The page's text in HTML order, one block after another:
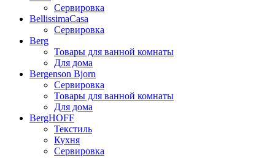
Сервировка
BellissimaCasa
Сервировка
Berg
Товары для ванной комнаты
Для дома
Bergenson Bjorn
Сервировка
Товары для ванной комнаты
Для дома
BergHOFF
Текстиль
Кухня
Сервировка